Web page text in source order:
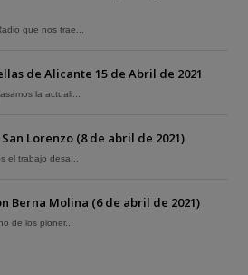
que nos trae...
de Alicante 15 de Abril de 2021
la actuali...
Lorenzo (8 de abril de 2021)
el trabajo desa...
Berna Molina (6 de abril de 2021)
de los pioner...